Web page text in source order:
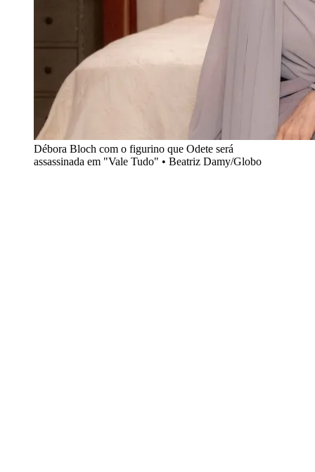
Débora Bloch com o figurino que Odete será
assassinada em "Vale Tudo" • Beatriz Damy/Globo